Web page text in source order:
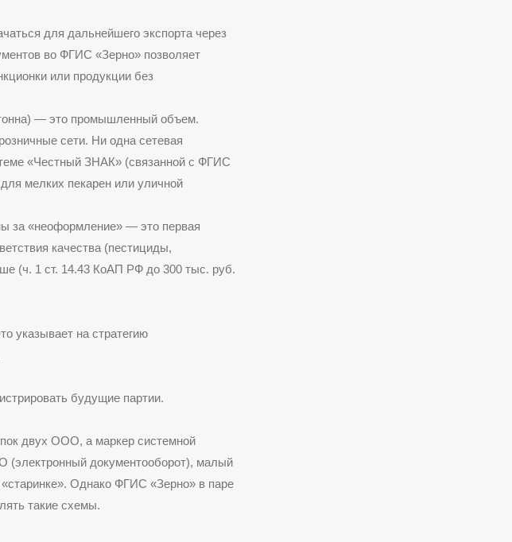
для дальнейшего экспорта через
во ФГИС «Зерно» позволяет
или продукции без
— это промышленный объем.
сети. Ни одна сетевая
«Честный ЗНАК» (связанной с ФГИС
мелких пекарен или уличной
за «неоформление» — это первая
качества (пестициды,
(ч. 1 ст. 14.43 КоАП РФ до 300 тыс. руб.
указывает на стратегию
будущие партии.
двух ООО, а маркер системной
(электронный документооборот), малый
«старинке». Однако ФГИС «Зерно» в паре
такие схемы.